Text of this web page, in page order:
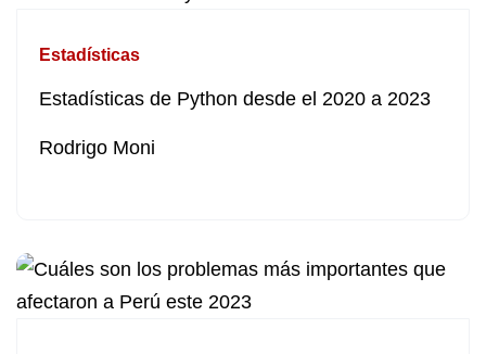
Estadísticas
Estadísticas de Python desde el 2020 a 2023
Rodrigo Moni